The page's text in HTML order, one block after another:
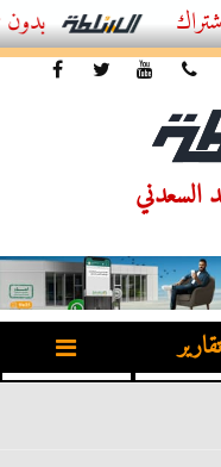
أفضل اشتراك IPTV بدون تقطيع 2026 – دليل المشاهد العصري
السعدني
تقارير